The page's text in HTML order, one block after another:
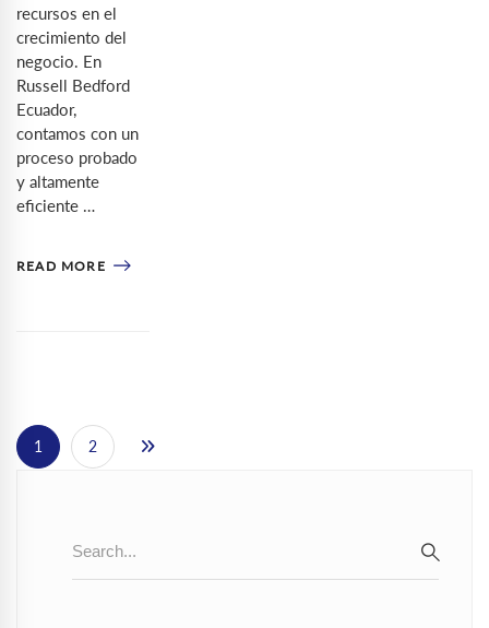
recursos en el
crecimiento del
negocio. En
Russell Bedford
Ecuador,
contamos con un
proceso probado
y altamente
eficiente …
READ MORE
1 2
for: